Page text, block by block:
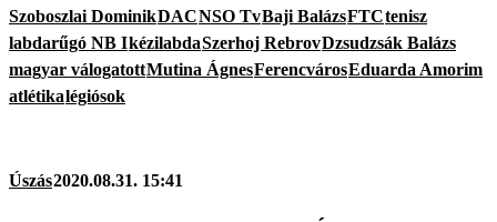
Szoboszlai DominikDACNSO TvBaji BalázsFTCtenisz
labdarűgó NB IkézilabdaSzerhoj RebrovDzsudzsák Balázs
magyar válogatottMutina ÁgnesFerencvárosEduarda Amorim
atlétikalégiósok
Úszás2020.08.31. 15:41